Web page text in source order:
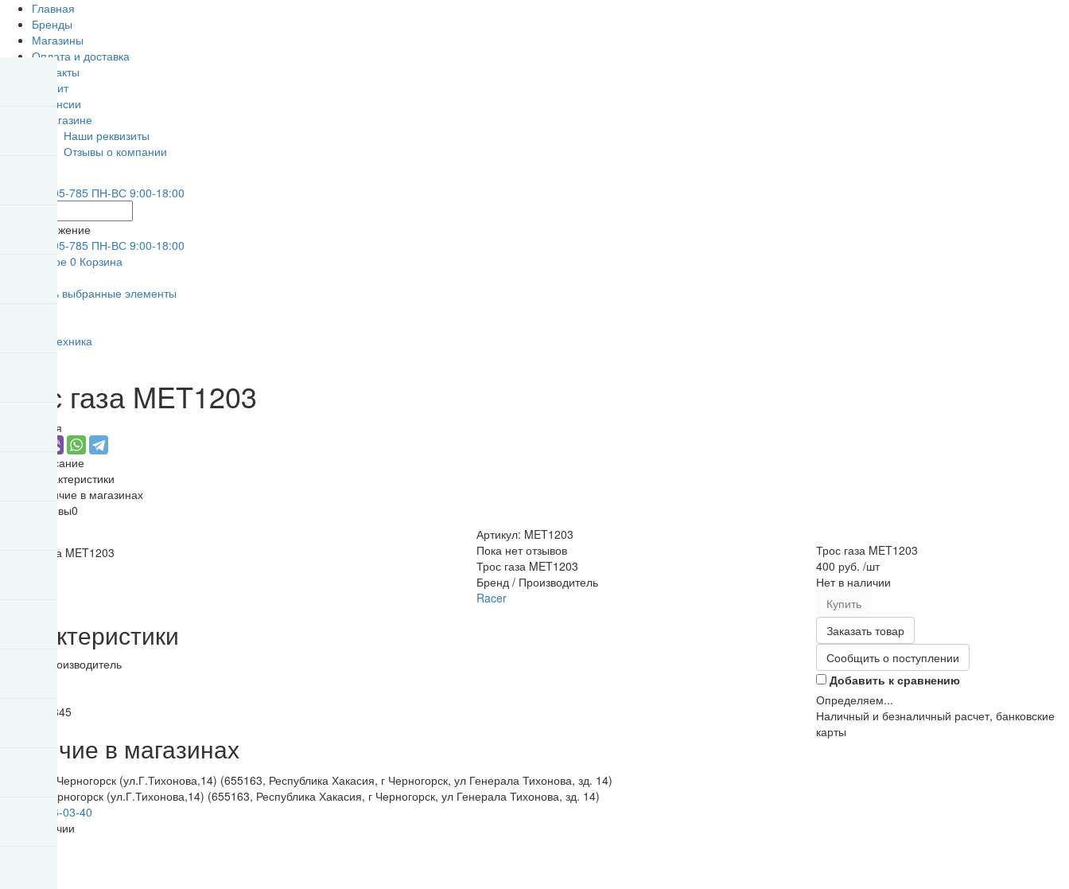
Главная
Бренды
Магазины
Оплата и доставка
Контакты
Кредит
Вакансии
О магазине
Наши реквизиты
Отзывы о компании
305-785 ПН-ВС 9:00-18:00
Местоположение
305-785 ПН-ВС 9:00-18:00
Избранное 0 Корзина
Сравнить выбранные элементы
Веломототехника
Трос газа MET1203
Поделиться
Описание
Характеристики
Наличие в магазинах
Отзывы0
Артикул: MET1203
Пока нет отзывов
Трос газа MET1203
Бренд / Производитель
Racer
Характеристики
Бренд / Производитель
R0000068845
Наличие в магазинах
*Каскад-Черногорск (ул.Г.Тихонова,14) (655163, Республика Хакасия, г Черногорск, ул Генерала Тихонова, зд. 14)
8 (913) 446-03-40
Нет в наличии
Трос газа MET1203
400 руб. /шт
Нет в наличии
Купить
Заказать товар
Сообщить о поступлении
Добавить к сравнению
Определяем...
Наличный и безналичный расчет, банковские
карты